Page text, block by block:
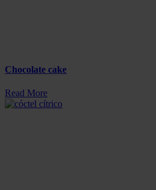
Chocolate cake
Read More